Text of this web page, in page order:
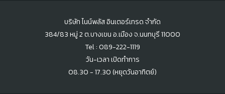
บริษัท ไนน์พลัส อินเตอร์เทรด จำกัด
384/83 หมู่ 2 ต.บางเขน อ.เมือง จ.นนทบุรี 11000
Tel : 089-222-1119
วัน-เวลา เปิดทำการ
08.30 - 17.30 (หยุดวันอาทิตย์)